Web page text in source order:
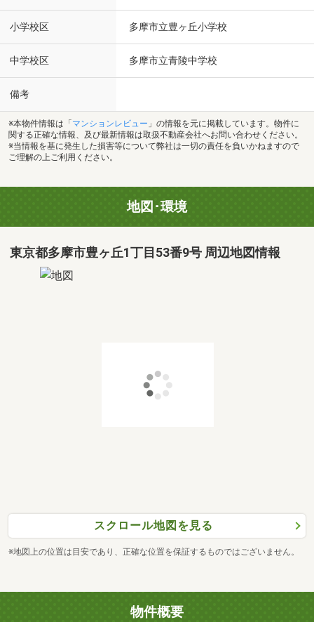
小学校区 多摩市立豊ヶ丘小学校
中学校区 多摩市立青陵中学校
備考
※本物件情報は「 マンションレビュー 」の情報を元に掲載しています。物件に
関する正確な情報、及び最新情報は取扱不動産会社へお問い合わせください。
※当情報を基に発生した損害等について弊社は一切の責任を負いかねますので
ご理解の上ご利用ください。
地図･環境
東京都多摩市豊ヶ丘1丁目53番9号 周辺地図情報
スクロール地図を見る
※地図上の位置は目安であり、正確な位置を保証するものではございません。
物件概要